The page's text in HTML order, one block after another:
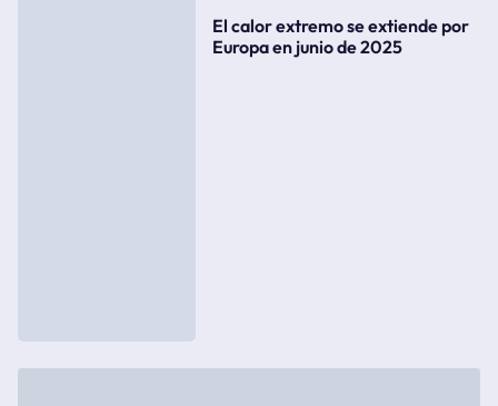
El calor extremo se extiende por
Europa en junio de 2025